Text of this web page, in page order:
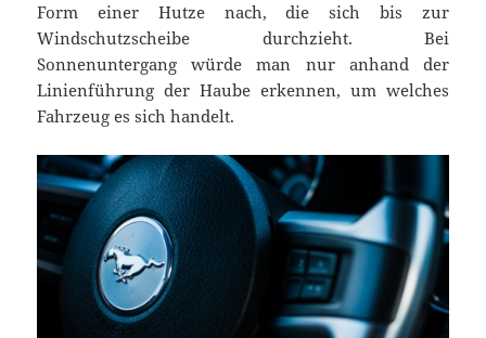
Form einer Hutze nach, die sich bis zur
Windschutzscheibe durchzieht. Bei
Sonnenuntergang würde man nur anhand der
Linienführung der Haube erkennen, um welches
Fahrzeug es sich handelt.